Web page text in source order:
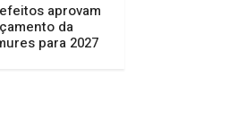
aprovam
da
para 2027